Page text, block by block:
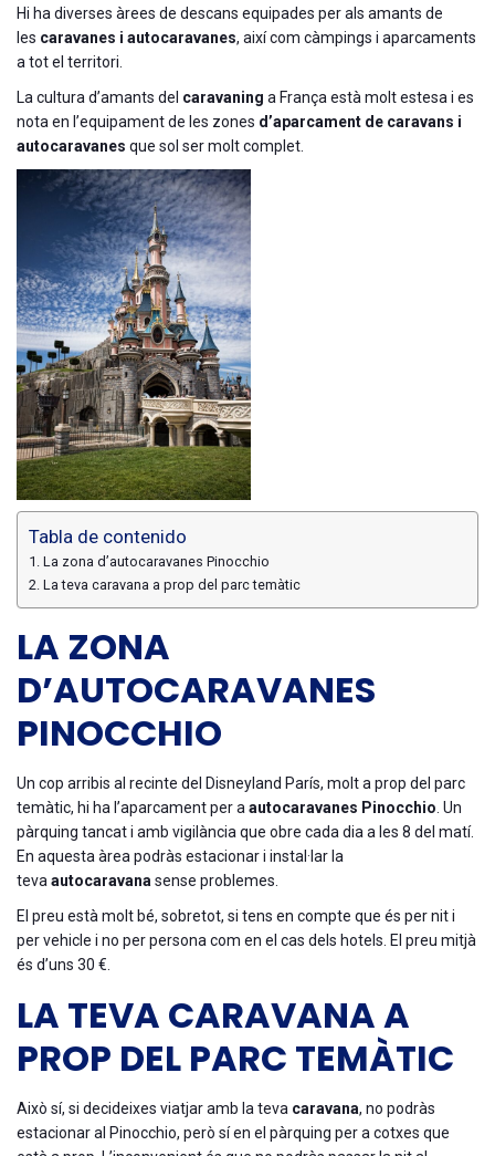
Hi ha diverses àrees de descans equipades per als amants de
les caravanes i autocaravanes, així com càmpings i aparcaments
a tot el territori.
La cultura d’amants del caravaning a França està molt estesa i es
nota en l’equipament de les zones d’aparcament de caravans i
autocaravanes que sol ser molt complet.
Tabla de contenido
La zona d’autocaravanes Pinocchio
La teva caravana a prop del parc temàtic
LA ZONA
D’AUTOCARAVANES
PINOCCHIO
Un cop arribis al recinte del Disneyland París, molt a prop del parc
temàtic, hi ha l’aparcament per a autocaravanes Pinocchio . Un
pàrquing tancat i amb vigilància que obre cada dia a les 8 del matí.
En aquesta àrea podràs estacionar i instal·lar la
teva autocaravana sense problemes.
El preu està molt bé, sobretot, si tens en compte que és per nit i
per vehicle i no per persona com en el cas dels hotels. El preu mitjà
és d’uns 30 €.
LA TEVA CARAVANA A
PROP DEL PARC TEMÀTIC
Això sí, si decideixes viatjar amb la teva caravana, no podràs
estacionar al Pinocchio, però sí en el pàrquing per a cotxes que